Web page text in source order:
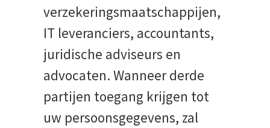
verzekeringsmaatschappijen,
IT leveranciers, accountants,
juridische adviseurs en
advocaten. Wanneer derde
partijen toegang krijgen tot
uw persoonsgegevens, zal